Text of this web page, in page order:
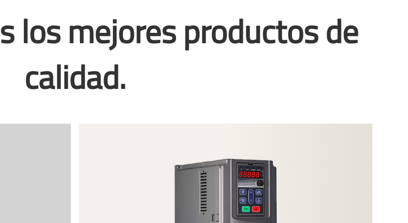
los mejores productos de
calidad.